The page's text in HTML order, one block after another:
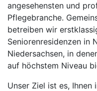
angesehensten und
Pflegebranche.
betreiben wir
Seniorenresidenzen in
Niedersachsen, in
auf höchstem Niveau
Unser Ziel ist es, Ihnen